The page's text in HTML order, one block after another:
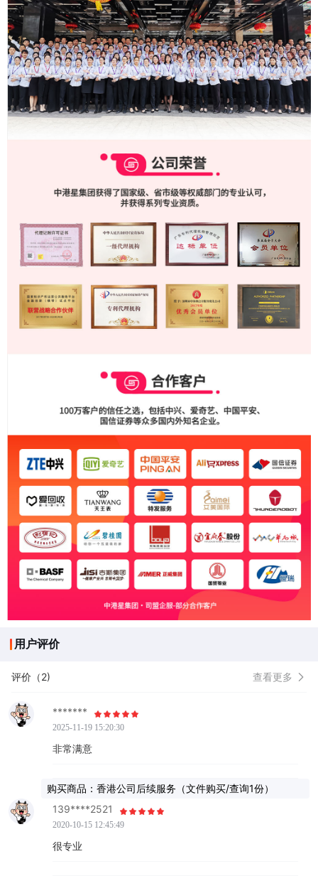
用户评价
评价（2) 查看更多
*******
2025-11-19 15:20:30
非常满意
购买商品：香港公司后续服务（文件购买/查询1份）
139****2521
2020-10-15 12:45:49
很专业